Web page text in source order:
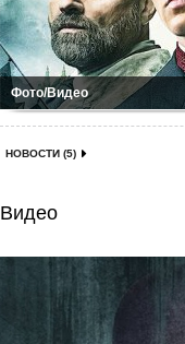
Фото/Видео
НОВОСТИ (5)
Видео